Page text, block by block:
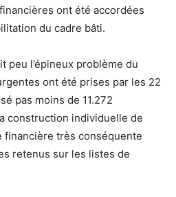
ont été accordées
du cadre bâti.
peu l’épineux problème du
ont été prises par les 22
pas moins de 11.272
construction individuelle de
financière très conséquente
retenus sur les listes de